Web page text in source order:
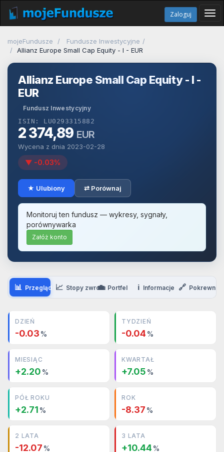
Zaloguj
mojeFundusze
Fundusze Inwestycyjne
Allianz Europe Small Cap Equity - I - EUR
Allianz Europe Small Cap Equity - I -
EUR
Fundusz Inwestycyjny
ISIN: LU0293315882
2 374,89 EUR
Wycena z dnia 2023-02-28
▼ -0.03%
★ Ulubiony ⇄ Porównaj
Monitoruj ten fundusz — wykresy, sygnały,
porównywarka
Załóż konto
📊 Przegląd 📈 Stopy zwrotu
💼 Portfel ℹ️ Informacje 🔗 Pokrewne
DZIEŃ
-0.03 %
TYDZIEŃ
-0.04 %
MIESIĄC
+2.20 %
KWARTAŁ
+7.05 %
PÓŁ ROKU
+2.71 %
ROK
-8.37 %
2 LATA
-12.07 %
3 LATA
+10.44 %